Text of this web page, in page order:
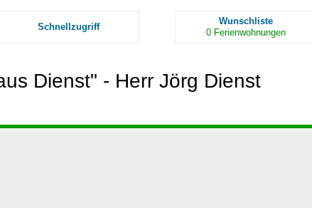
Schnellzugriff
Wunschliste
0 Ferienwohnungen
Dienst" - Herr Jörg Dienst